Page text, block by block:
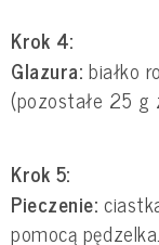
Krok 4:
Glazura: białko
(pozostałe 25 g
Krok 5:
Pieczenie:
pomocą